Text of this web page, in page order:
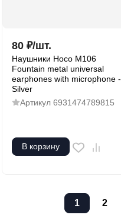
80 ₽/шт.
Наушники Hoco M106
Fountain metal universal
earphones with microphone -
Silver
Артикул 6931474789815
В корзину
1 2